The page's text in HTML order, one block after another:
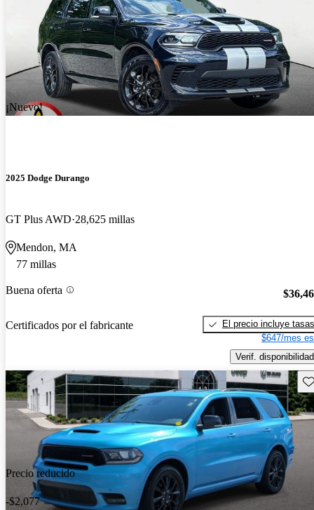
¡Nuevo!
2025 Dodge Durango
GT Plus AWD 28,625 millas
Mendon, MA
77 millas
Buena oferta
Certificados por el fabricante
El precio incluye tasas
$647/mes
Verif. disponibilidad
Precio reducido
-$2,077